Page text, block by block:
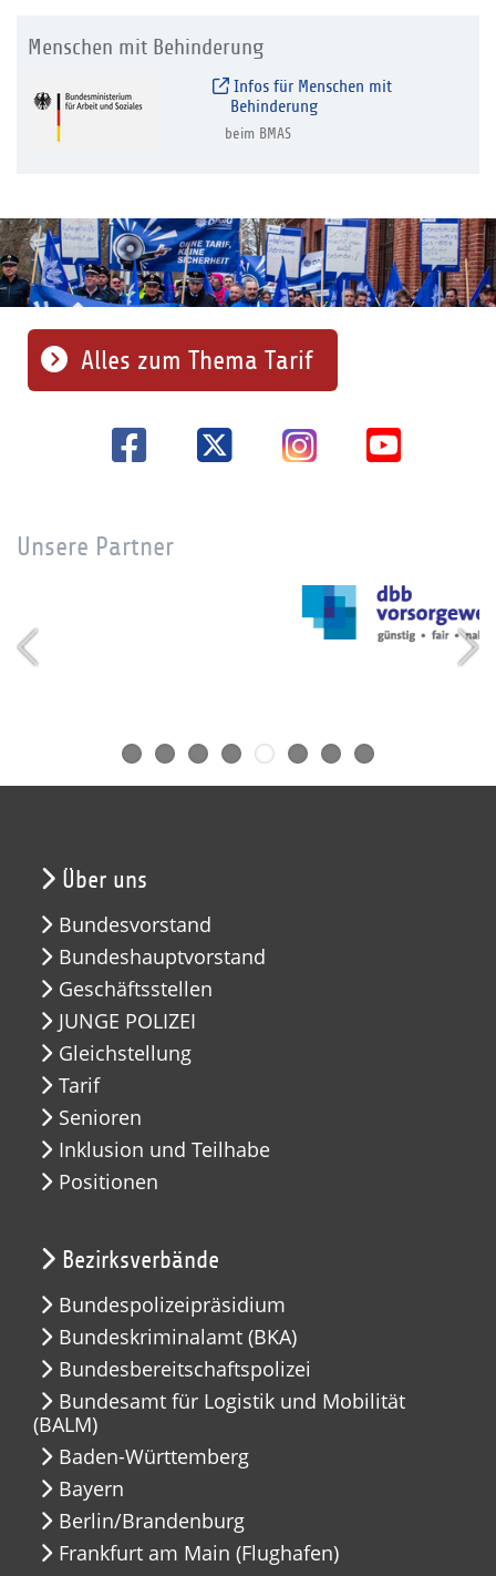
Menschen mit Behinderung
Infos für Menschen mit
Behinderung
beim BMAS
Alles zum Thema Tarif
Unsere Partner
Über uns
Bundesvorstand
Bundeshauptvorstand
Geschäftsstellen
JUNGE POLIZEI
Gleichstellung
Tarif
Senioren
Inklusion und Teilhabe
Positionen
Bezirksverbände
Bundespolizeipräsidium
Bundeskriminalamt (BKA)
Bundesbereitschaftspolizei
Bundesamt für Logistik und Mobilität
(BALM)
Baden-Württemberg
Bayern
Berlin/Brandenburg
Frankfurt am Main (Flughafen)